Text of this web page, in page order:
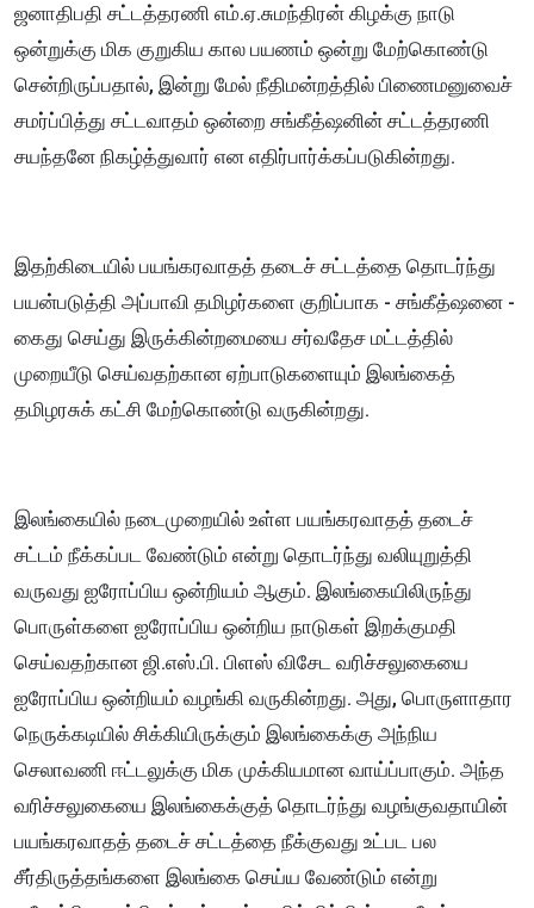
ஜனாதிபதி சட்டத்தரணி எம்.ஏ.சுமந்திரன் கிழக்கு நாடு
ஒன்றுக்கு மிக குறுகிய கால பயணம் ஒன்று மேற்கொண்டு
சென்றிருப்பதால், இன்று மேல் நீதிமன்றத்தில் பிணைமனுவைச்
சமர்ப்பித்து சட்டவாதம் ஒன்றை சங்கீத்ஷனின் சட்டத்தரணி
சயந்தனே நிகழ்த்துவார் என எதிர்பார்க்கப்படுகின்றது.
இதற்கிடையில் பயங்கரவாதத் தடைச் சட்டத்தை தொடர்ந்து
பயன்படுத்தி அப்பாவி தமிழர்களை குறிப்பாக - சங்கீத்ஷனை -
கைது செய்து இருக்கின்றமையை சர்வதேச மட்டத்தில்
முறையீடு செய்வதற்கான ஏற்பாடுகளையும் இலங்கைத்
தமிழரசுக் கட்சி மேற்கொண்டு வருகின்றது.
இலங்கையில் நடைமுறையில் உள்ள பயங்கரவாதத் தடைச்
சட்டம் நீக்கப்பட வேண்டும் என்று தொடர்ந்து வலியுறுத்தி
வருவது ஐரோப்பிய ஒன்றியம் ஆகும். இலங்கையிலிருந்து
பொருள்களை ஐரோப்பிய ஒன்றிய நாடுகள் இறக்குமதி
செய்வதற்கான ஜி.எஸ்.பி. பிளஸ் விசேட வரிச்சலுகையை
ஐரோப்பிய ஒன்றியம் வழங்கி வருகின்றது. அது, பொருளாதார
நெருக்கடியில் சிக்கியிருக்கும் இலங்கைக்கு அந்நிய
செலாவணி ஈட்டலுக்கு மிக முக்கியமான வாய்ப்பாகும். அந்த
வரிச்சலுகையை இலங்கைக்குத் தொடர்ந்து வழங்குவதாயின்
பயங்கரவாதத் தடைச் சட்டத்தை நீக்குவது உட்பட பல
சீர்திருத்தங்களை இலங்கை செய்ய வேண்டும் என்று